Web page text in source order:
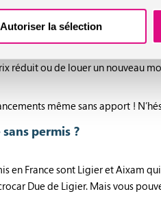
Autoriser la sélection
solution économique pour acquérir
Il est fixé selon les critères
comme l’entretien de la VSP et
réduit ou de louer un nouveau
même sans apport !
permis ?
en France sont Ligier et Aixam
Due de Ligier. Mais vous